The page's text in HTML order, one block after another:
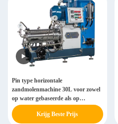
Pin type horizontale
zandmolenmachine 30L voor zowel
op water gebaseerde als op
oplosmiddel gebaseerde producten
Krijg Beste Prijs